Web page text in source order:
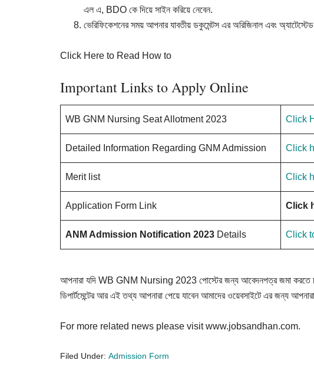
এল এ, BDO কে দিয়ে সাইন করিয়ে নেবেন.
ভেরিফিকেশনের সময় আপনার যাবতীয় ডকুমেন্টস এর অরিজিনাল এবং অ্যাটেস্টেড
Click Here to Read How to
Important Links to Apply Online
WB GNM Nursing Seat Allotment 2023 Click
Detailed Information Regarding GNM Admission Click
Merit list Click
Application Form Link Click
ANM Admission Notification 2023 Details Click
আপনারা যদি WB GNM Nursing 2023 পোস্টের জন্য আবেদনপত্র জমা করতে
ডিপার্টমেন্টের আর এই তথ্য আপনারা পেয়ে যাবেন আমাদের ওয়েবসাইটে এর জন্য
For more related news please visit www.jobsandhan.com.
Filed Under: Admission Form